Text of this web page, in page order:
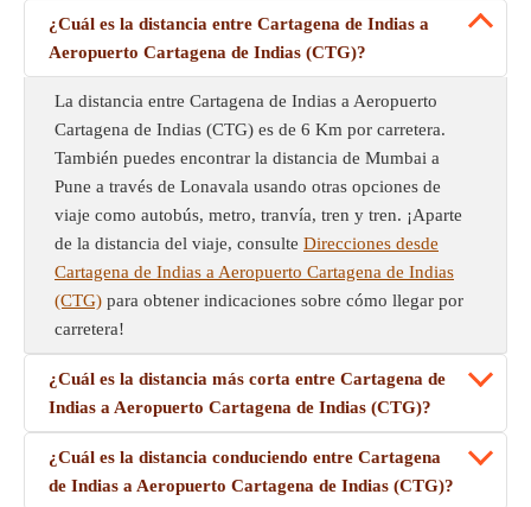
¿Cuál es la distancia entre Cartagena de Indias a
Aeropuerto Cartagena de Indias (CTG)?
La distancia entre Cartagena de Indias a Aeropuerto
Cartagena de Indias (CTG) es de 6 Km por carretera.
También puedes encontrar la distancia de Mumbai a
Pune a través de Lonavala usando otras opciones de
viaje como autobús, metro, tranvía, tren y tren. ¡Aparte
de la distancia del viaje, consulte Direcciones desde
Cartagena de Indias a Aeropuerto Cartagena de Indias
(CTG) para obtener indicaciones sobre cómo llegar por
carretera!
¿Cuál es la distancia más corta entre Cartagena de
Indias a Aeropuerto Cartagena de Indias (CTG)?
¿Cuál es la distancia conduciendo entre Cartagena
de Indias a Aeropuerto Cartagena de Indias (CTG)?